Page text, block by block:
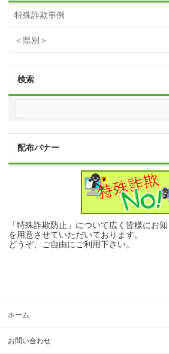
特殊詐欺事例
＜県別＞
検索
配布バナー
「特殊詐欺防止」について広く皆様にお
を用意させていただいております。
どうぞ、ご自由にご利用下さい。
ホーム
お問い合わせ